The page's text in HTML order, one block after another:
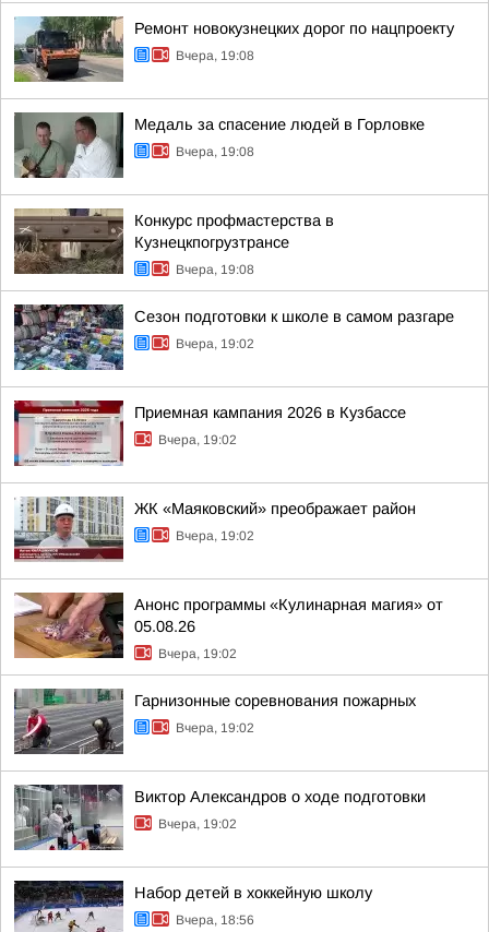
Ремонт новокузнецких дорог по нацпроекту
Вчера, 19:08
Медаль за спасение людей в Горловке
Вчера, 19:08
Конкурс профмастерства в
Кузнецкпогрузтрансе
Вчера, 19:08
Сезон подготовки к школе в самом разгаре
Вчера, 19:02
Приемная кампания 2026 в Кузбассе
Вчера, 19:02
ЖК «Маяковский» преображает район
Вчера, 19:02
Анонс программы «Кулинарная магия» от
05.08.26
Вчера, 19:02
Гарнизонные соревнования пожарных
Вчера, 19:02
Виктор Александров о ходе подготовки
Вчера, 19:02
Набор детей в хоккейную школу
Вчера, 18:56